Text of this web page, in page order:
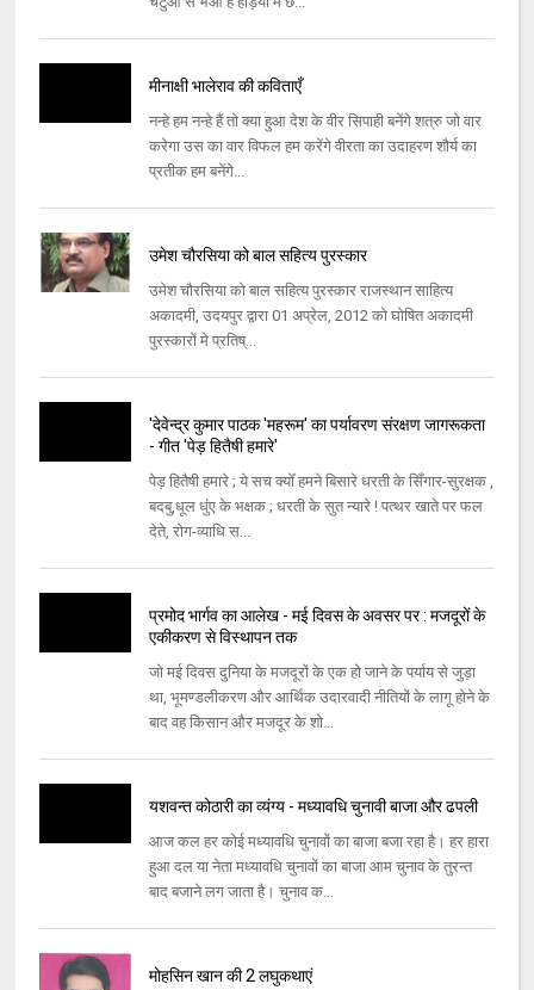
मीनाक्षी भालेराव की कविताएँ
नन्हे हम नन्हे हैं तो क्या हुआ देश के वीर सिपाही बनेंगे शत्रु जो वार
करेगा उस का वार विफल हम करेंगे वीरता का उदाहरण शौर्य का
प्रतीक हम बनेंगे...
उमेश चौरसिया को बाल सहित्‍य पुरस्‍कार
उमेश चौरसिया को बाल सहित्‍य पुरस्‍कार राजस्‍थान साहित्‍य
अकादमी, उदयपुर द्वारा 01 अप्रेल, 2012 को घोषित अकादमी
पुरस्‍कारों मे प्रतिष्...
'देवेन्द्र कुमार पाठक 'महरूम' का पर्यावरण संरक्षण जागरूकता
- गीत 'पेड़ हितैषी हमारे'
पेड़ हितैषी हमारे ; ये सच क्योँ हमने बिसारे धरती के सिँगार-सुरक्षक ,
बदबु,धूल धुंए के भक्षक ; धरती के सुत न्यारे ! पत्थर खाते पर फल
देते, रोग-व्याधि स...
प्रमोद भार्गव का आलेख - मई दिवस के अवसर पर : मजदूरों के
एकीकरण से विस्‍थापन तक
जो मई दिवस दुनिया के मजदूरों के एक हो जाने के पर्याय से जुड़ा
था, भूमण्‍डलीकरण और आर्थिक उदारवादी नीतियों के लागू होने के
बाद वह किसान और मजदूर के शो...
यशवन्‍त कोठारी का व्यंग्य - मध्‍यावधि चुनावी बाजा और ढपली
आज कल हर कोई मध्‍यावधि चुनावों का बाजा बजा रहा है। हर हारा
हुआ दल या नेता मध्‍यावधि चुनावों का बाजा आम चुनाव के तुरन्‍त
बाद बजाने लग जाता है। चुनाव क...
मोहसिन खान की 2 लघुकथाएं